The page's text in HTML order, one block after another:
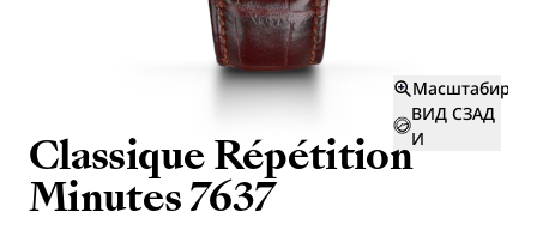
ВИД СЗАД
И
Classique Répétition
Minutes 7637